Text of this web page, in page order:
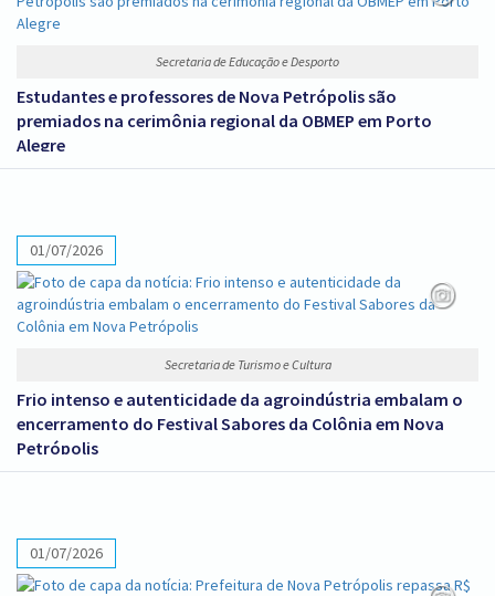
Secretaria de Educação e Desporto
Estudantes e professores de Nova Petrópolis são
premiados na cerimônia regional da OBMEP em Porto
Alegre
01/07/2026
Secretaria de Turismo e Cultura
Frio intenso e autenticidade da agroindústria embalam o
encerramento do Festival Sabores da Colônia em Nova
Petrópolis
01/07/2026